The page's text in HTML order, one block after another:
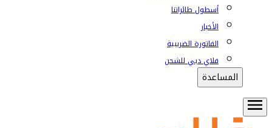
أسطول طائراتنا
الأخبار
الفاتورة الضريبية
فلاي دبي للشحن
المساعدة